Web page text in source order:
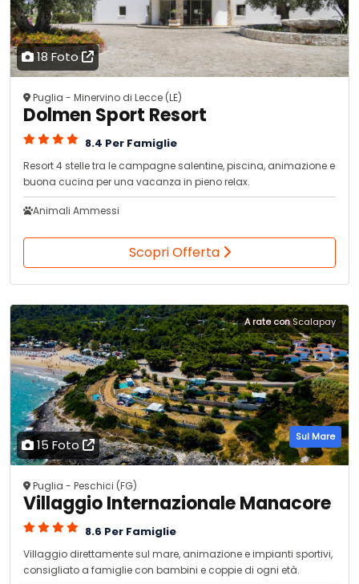
18 Foto
Puglia - Minervino di Lecce (LE)
Dolmen Sport Resort
8.4 Per Famiglie
Resort 4 stelle tra le campagne salentine, piscina, animazione e
buona cucina per una vacanza in pieno relax.
Animali Ammessi
Scopri Offerta
15 Foto
A rate conScalapay
Sul Mare
Puglia - Peschici (FG)
Villaggio Internazionale Manacore
8.6 Per Famiglie
Villaggio direttamente sul mare, animazione e impianti sportivi,
consigliato a famiglie con bambini e coppie di ogni età.